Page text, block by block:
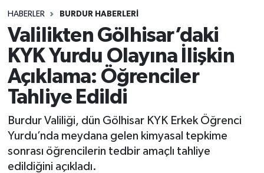
HABERLER BURDUR HABERLERİ
Valilikten Gölhisar’daki
KYK Yurdu Olayına İlişkin
Açıklama: Öğrenciler
Tahliye Edildi
Burdur Valiliği, dün Gölhisar KYK Erkek Öğrenci
Yurdu’nda meydana gelen kimyasal tepkime
sonrası öğrencilerin tedbir amaçlı tahliye
edildiğini açıkladı.
Spor
Tebrik